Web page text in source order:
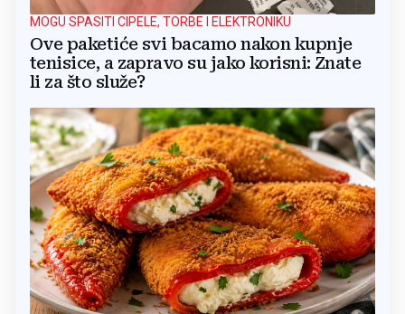
MOGU SPASITI CIPELE, TORBE I ELEKTRONIKU
Ove paketiće svi bacamo nakon kupnje
tenisice, a zapravo su jako korisni: Znate
li za što služe?